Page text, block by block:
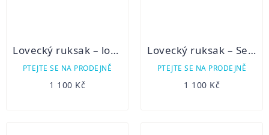
Lovecký ruksak – lovecké plátno 5B/3
PTEJTE SE NA PRODEJNĚ
1 100 Kč
Lovecký ruksak – Sedlářství Jelínek maskáč "A"
PTEJTE SE NA PRODEJNĚ
1 100 Kč